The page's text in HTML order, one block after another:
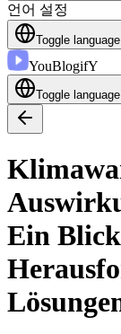
언어 설정
Toggle language
YouBlogifY
Toggle language
Ein